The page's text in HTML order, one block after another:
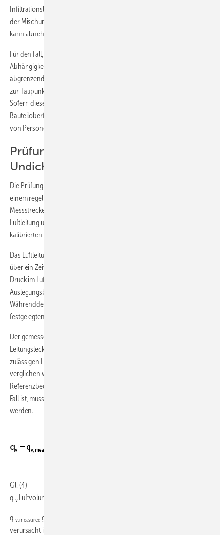
Infiltrationsluft eine Feuchtesenke ist, sinkt der Feuchtegehalt nach
der Mischung und die Behaglichkeit im belüfteten Raum (oder Zone)
kann abnehmen.
Für den Fall, dass die Exfiltrationsluft eine Feuchtequelle ist, kann es in
Abhängigkeit der Oberflächentemperatur, der die Umgebungsluft
abgrenzenden Bauteile und der Größe des Luftleckagevolumenstroms
zur Taupunktunterschreitung und damit zu Kondensatanfall kommen.
Sofern dieser Zustand häufiger vorkommt, kann es auf diesen
Bauteiloberflächen zur mikrobiellen Besiedelung und bei Anwesenheit
von Personen zu einer Gefährdung ihrer Gesundheit kommen.
Prüfung des Luftleitungssystems auf
Undichtheit
Die Prüfung eines Luftleitungssystems auf Undichtheit erfolgt mit
einem regelbaren Ventilatorsystem, mit dem ein Prüfdruck über eine
Messstrecke aufgebaut werden kann
Luftleitung und der geförderte Luftvolumenstrom werden mit
kalibrierten Messgeräten gemessen.
Das Luftleitungssystem oder der zu prüfende Luftleitungsabschnitt ist
über ein Zeitintervall von fünf Minuten mit einem Prüfdruck (statischer
Druck im Luftleitungssystem oder -abschnitt), der oberhalb des
Auslegungsbetriebsdrucks liegt (p
Währenddessen darf der Prüfdruck höchstens um ± 5 % vom
festgelegten Wert abweichen.
Der gemessene Luftvolumenstrom (q
Leitungsleckage verursacht wird, muss anschließend mit dem maximal
zulässigen Luftvolumenstrom der vereinbarten Luftdichtheitsklasse
verglichen werden. Sofern bei der Prüfung nicht die
Referenzbedingungen nach [2] oder [3] vorherrschen, was häufig der
Fall ist, muss der gemessene Wert mit Gleichung 4 nach [3] korrigiert
werden.
Gl. (4)
q v Luftvolumenstrom, durch Leitungsleckage verursacht im m
q v,measured gemessener Luftvolumenstrom, durch Leitungsleckage
verursacht im m